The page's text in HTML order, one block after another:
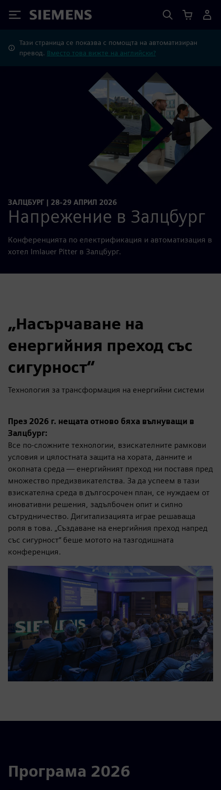
Siemens
Тази страница се показва с помощта на автоматизиран
превод. Вместо това вижте на английски?
ЗАЛЦБУРГ | 28-29 АПРИЛ 2026
Напрежение в Залцбург
Конференцията по електрификация и автоматизация в
хотел Imlauer Pitter в Залцбург.
„Насърчаване на
енергийния преход със
сигурност“
Технология за трансформация на енергийни системи
През 2026 г. нещата отново бяха вълнуващи в
Залцбург:
Все по-сложните технологии, взискателните рамкови
условия и цялостната защита на хората, данните и
околната среда — енергийният преход ни поставя пред
множество предизвикателства. За да успеем в тази
взискателна среда в дългосрочен план, се нуждаем от
иновативни решения, задълбочен опит и силно
сътрудничество. Дигитализацията играе решаваща
роля в това. „Създаване на енергийния преход напред
със сигурност“ беше мотото на тазгодишната
конференция.
Програма 2026